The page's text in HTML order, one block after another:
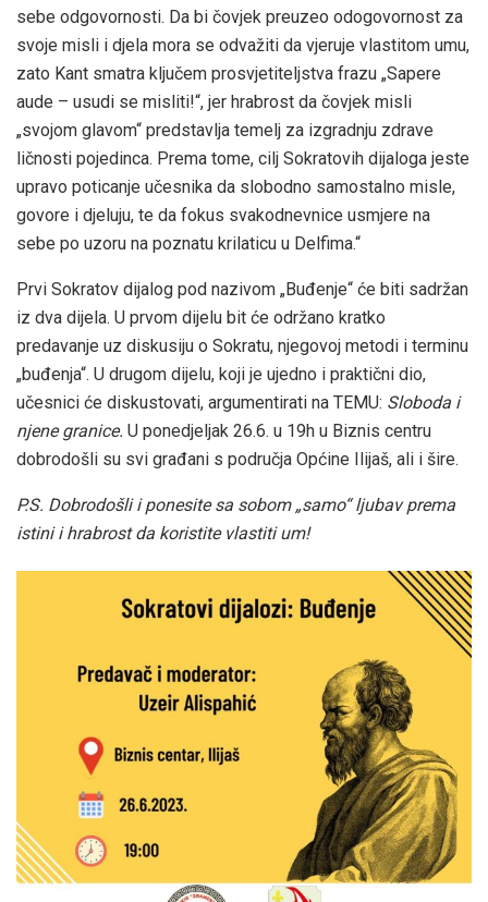
sebe odgovornosti. Da bi čovjek preuzeo odogovornost za
svoje misli i djela mora se odvažiti da vjeruje vlastitom umu,
zato Kant smatra ključem prosvjetiteljstva frazu „Sapere
aude – usudi se misliti!“, jer hrabrost da čovjek misli
„svojom glavom“ predstavlja temelj za izgradnju zdrave
ličnosti pojedinca. Prema tome, cilj Sokratovih dijaloga jeste
upravo poticanje učesnika da slobodno samostalno misle,
govore i djeluju, te da fokus svakodnevnice usmjere na
sebe po uzoru na poznatu krilaticu u Delfima.“
Prvi Sokratov dijalog pod nazivom „Buđenje“ će biti sadržan
iz dva dijela. U prvom dijelu bit će održano kratko
predavanje uz diskusiju o Sokratu, njegovoj metodi i terminu
„buđenja“. U drugom dijelu, koji je ujedno i praktični dio,
učesnici će diskustovati, argumentirati na TEMU: Sloboda i
njene granice. U ponedjeljak 26.6. u 19h u Biznis centru
dobrodošli su svi građani s područja Općine Ilijaš, ali i šire.
P.S. Dobrodošli i ponesite sa sobom „samo“ ljubav prema
istini i hrabrost da koristite vlastiti um!